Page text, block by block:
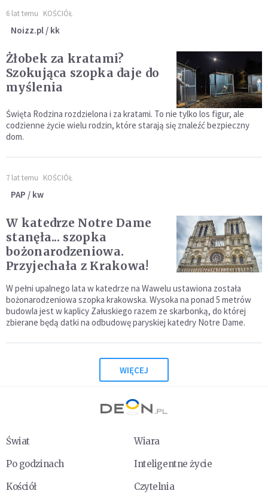
6 lat temu KOŚCIÓŁ
Noizz.pl / kk
Żłobek za kratami?
Szokująca szopka daje do
myślenia
Święta Rodzina rozdzielona i za kratami. To nie tylko los figur, ale
codzienne życie wielu rodzin, które starają się znaleźć bezpieczny
dom.
7 lat temu KOŚCIÓŁ
PAP / kw
W katedrze Notre Dame
stanęła... szopka
bożonarodzeniowa.
Przyjechała z Krakowa!
W pełni upalnego lata w katedrze na Wawelu ustawiona została
bożonarodzeniowa szopka krakowska. Wysoka na ponad 5 metrów
budowla jest w kaplicy Załuskiego razem ze skarbonką, do której
zbierane będą datki na odbudowę paryskiej katedry Notre Dame.
WIĘCEJ
Świat
Wiara
Po godzinach
Inteligentne życie
Kościół
Czytelnia